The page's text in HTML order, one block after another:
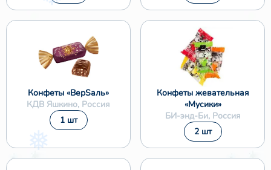
Конфеты «ВерSаль»
КДВ Яшкино, Россия
1 шт
Конфеты жевательная
«Мусики»
БИ-энд-Би, Россия
2 шт